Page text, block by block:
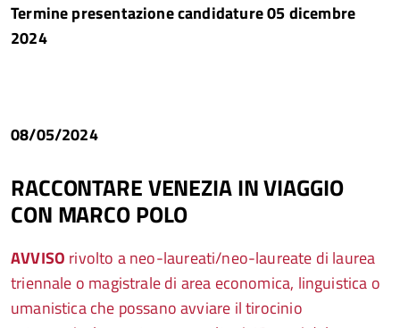
Termine presentazione candidature 05 dicembre
2024
08/05/2024
RACCONTARE VENEZIA IN VIAGGIO
CON MARCO POLO
AVVISO rivolto a neo-laureati/neo-laureate di laurea
triennale o magistrale di area economica, linguistica o
umanistica che possano avviare il tirocinio